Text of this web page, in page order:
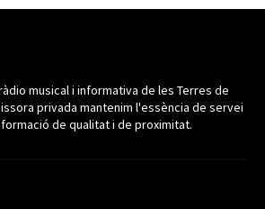
musical i informativa de les Terres de
privada mantenim l'essència de servei
de qualitat i de proximitat.